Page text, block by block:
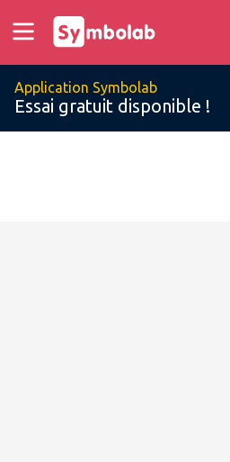
Application Symbolab
Essai gratuit disponible !